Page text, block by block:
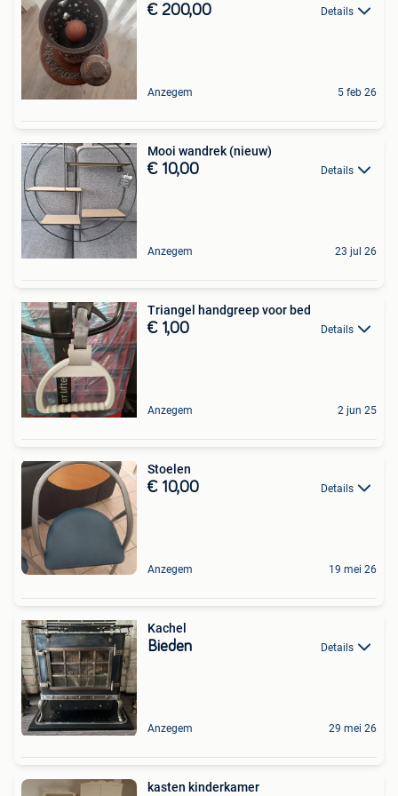
€ 200,00 Details
Anzegem 5 feb 26
Mooi wandrek (nieuw)
€ 10,00 Details
Anzegem 23 jul 26
Triangel handgreep voor bed
€ 1,00 Details
Anzegem 2 jun 25
Stoelen
€ 10,00 Details
Anzegem 19 mei 26
Kachel
Bieden Details
Anzegem 29 mei 26
kasten kinderkamer